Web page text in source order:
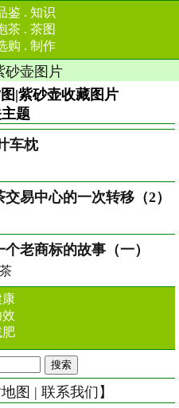
鉴 . 知识
茶 . 茶图
购 . 制作
砂壶图片
|紫砂壶收藏图片
题
车枕
易中心的一次转移（2）
老商标的故事（一）
康
肥
图 | 联系我们 】